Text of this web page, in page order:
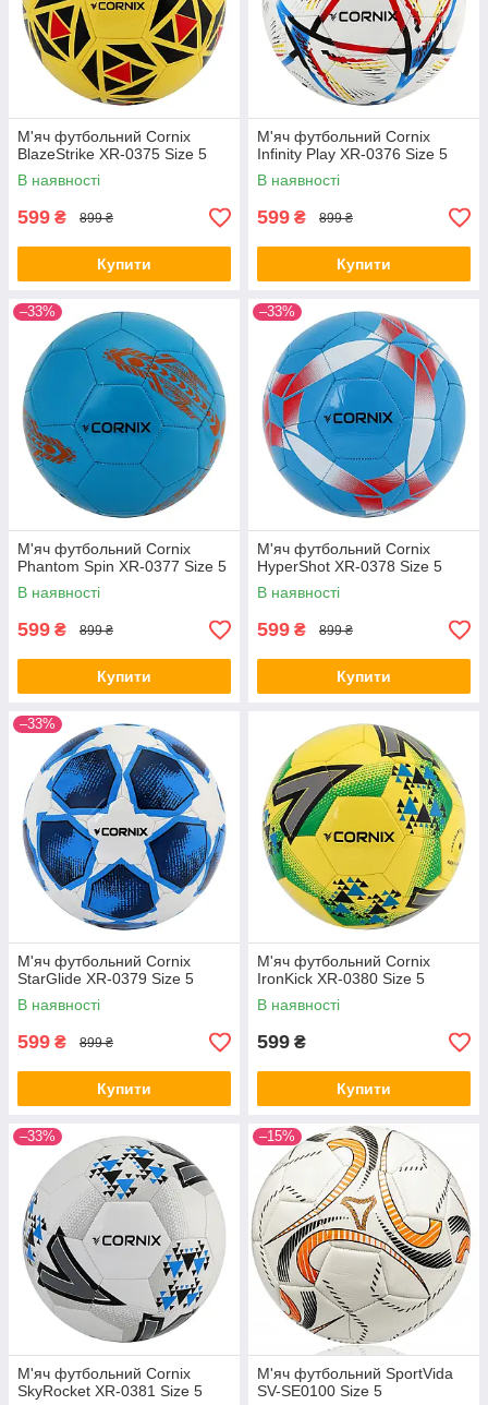
М'яч футбольний Cornix
BlazeStrike XR-0375 Size 5
В наявності
599 ₴ 899 ₴
Купити
М'яч футбольний Cornix
Infinity Play XR-0376 Size 5
В наявності
599 ₴ 899 ₴
Купити
–33%
М'яч футбольний Cornix
Phantom Spin XR-0377 Size 5
В наявності
599 ₴ 899 ₴
Купити
–33%
М'яч футбольний Cornix
HyperShot XR-0378 Size 5
В наявності
599 ₴ 899 ₴
Купити
–33%
М'яч футбольний Cornix
StarGlide XR-0379 Size 5
В наявності
599 ₴ 899 ₴
Купити
М'яч футбольний Cornix
IronKick XR-0380 Size 5
В наявності
599 ₴
Купити
–33%
М'яч футбольний Cornix
SkyRocket XR-0381 Size 5
–15%
М'яч футбольний SportVida
SV-SE0100 Size 5